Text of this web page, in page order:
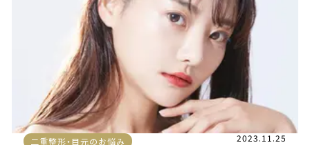
二重整形・目元のお悩み 2023.11.25